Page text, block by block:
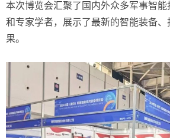
本次博览会汇聚了国内外众多军事智
和专家学者，展示了最新的智能装备
果。